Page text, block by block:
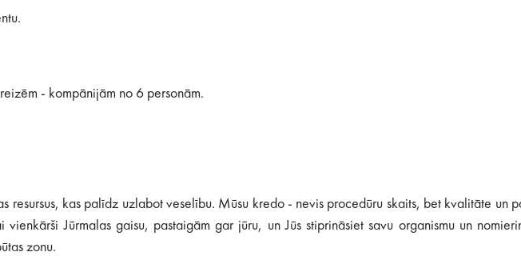
- kompānijām no 6 personām.
resursus, kas palīdz uzlabot veselību. Mūsu kredo - nevis procedūru skaits, bet kvalitāte un
Jūrmalas gaisu, pastaigām gar jūru, un Jūs stiprināsiet savu organismu un
zonu.